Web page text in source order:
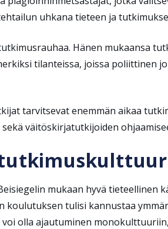
uhkana tieteen ja
Hänen mukaansa
tilanteissa, joissa poliittinen
tarvitsevat enemmän aikaa
väitöskirjatutkijoiden
mukaan hyvä tieteellinen
tulisi kannustaa
olla ajautuminen